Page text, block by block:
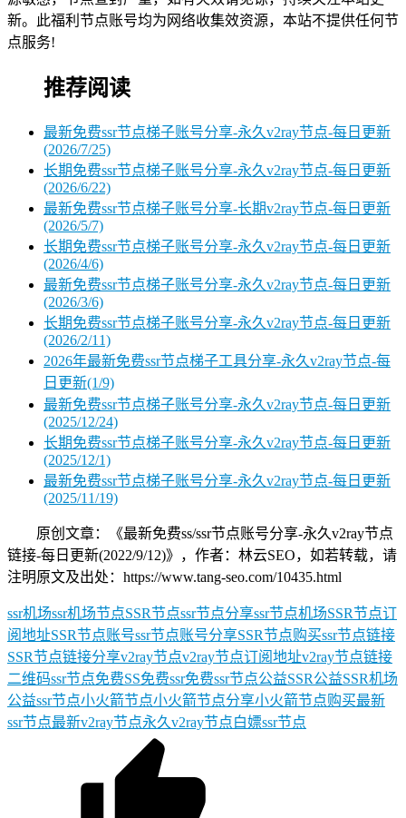
新。此福利节点账号均为网络收集效资源，本站不提供任何节
点服务!
推荐阅读
最新免费ssr节点梯子账号分享-永久v2ray节点-每日更新
(2026/7/25)
长期免费ssr节点梯子账号分享-永久v2ray节点-每日更新
(2026/6/22)
最新免费ssr节点梯子账号分享-长期v2ray节点-每日更新
(2026/5/7)
长期免费ssr节点梯子账号分享-永久v2ray节点-每日更新
(2026/4/6)
最新免费ssr节点梯子账号分享-永久v2ray节点-每日更新
(2026/3/6)
长期免费ssr节点梯子账号分享-永久v2ray节点-每日更新
(2026/2/11)
2026年最新免费ssr节点梯子工具分享-永久v2ray节点-每
日更新(1/9)
最新免费ssr节点梯子账号分享-永久v2ray节点-每日更新
(2025/12/24)
长期免费ssr节点梯子账号分享-永久v2ray节点-每日更新
(2025/12/1)
最新免费ssr节点梯子账号分享-永久v2ray节点-每日更新
(2025/11/19)
原创文章：《最新免费ss/ssr节点账号分享-永久v2ray节点
链接-每日更新(2022/9/12)》，作者：林云SEO，如若转载，请
注明原文及出处：https://www.tang-seo.com/10435.html
ssr机场ssr机场节点SSR节点ssr节点分享ssr节点机场SSR节点订
阅地址SSR节点账号ssr节点账号分享SSR节点购买ssr节点链接
SSR节点链接分享v2ray节点v2ray节点订阅地址v2ray节点链接
二维码ssr节点免费SS免费ssr免费ssr节点公益SSR公益SSR机场
公益ssr节点小火箭节点小火箭节点分享小火箭节点购买最新
ssr节点最新v2ray节点永久v2ray节点白嫖ssr节点